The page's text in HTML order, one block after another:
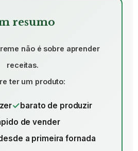
resumo
não é sobre aprender
receitas.
ter um produto:
barato de produzir
de vender
a primeira fornada